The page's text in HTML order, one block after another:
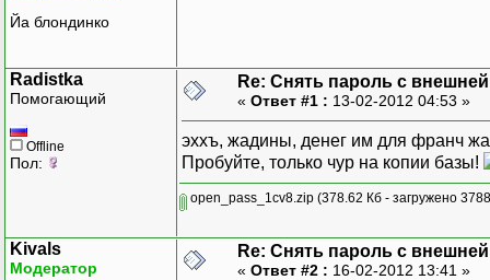
Йа блондинко
Radistka
Помогающий
Offline
Пол:
Re: Снять пароль с
« Ответ #1 : 13-02-2012 04:53 »
эххъ, жадины, денег им для франч
Пробуйте, только чур на копии базы!
open_pass_1cv8.zip (378.62 Кб - загружено
Kivals
Модератор
Re: Снять пароль с
« Ответ #2 : 16-02-2012 13:41 »